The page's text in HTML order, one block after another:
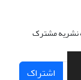
نشریه مشترک
اشتراک